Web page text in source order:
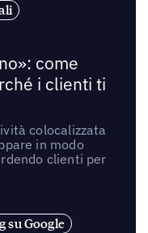
come
i clienti ti
colocalizzata
in modo
clienti per
su Google